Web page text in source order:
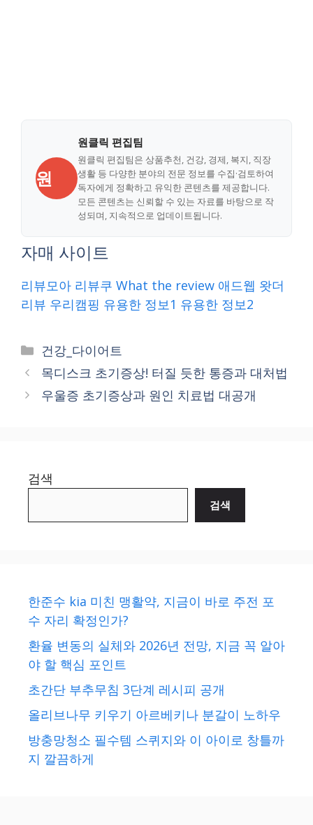
원
원클릭 편집팀
원클릭 편집팀은 상품추천, 건강, 경제, 복지, 직장
생활 등 다양한 분야의 전문 정보를 수집·검토하여
독자에게 정확하고 유익한 콘텐츠를 제공합니다.
모든 콘텐츠는 신뢰할 수 있는 자료를 바탕으로 작
성되며, 지속적으로 업데이트됩니다.
자매 사이트
리뷰모아 리뷰쿠 What the review 애드웹 왓더
리뷰 우리캠핑 유용한 정보1 유용한 정보2
Categories
건강_다이어트
목디스크 초기증상! 터질 듯한 통증과 대처법
우울증 초기증상과 원인 치료법 대공개
검색
검색
한준수 kia 미친 맹활약, 지금이 바로 주전 포
수 자리 확정인가?
환율 변동의 실체와 2026년 전망, 지금 꼭 알아
야 할 핵심 포인트
초간단 부추무침 3단계 레시피 공개
올리브나무 키우기 아르베키나 분갈이 노하우
방충망청소 필수템 스퀴지와 이 아이로 창틀까
지 깔끔하게